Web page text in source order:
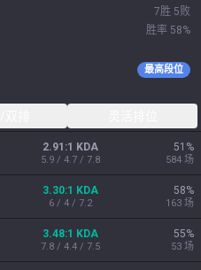
7胜 5败
胜率 58%
最高段位
2.91:1 KDA
5.9 / 4.7 / 7.8
51 %
584 场
3.30:1 KDA
6 / 4 / 7.2
58%
163 场
3.48:1 KDA
7.8 / 4.4 / 7.5
55%
53 场